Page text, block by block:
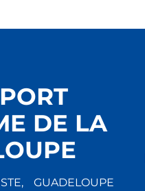
DE LA
GUADELOUPE